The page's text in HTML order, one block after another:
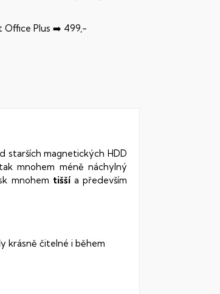
Office Plus ➡️ 499,-
starších magnetických HDD
mnohem méně náchylný
mnohem tišší a především
krásně čitelné i během